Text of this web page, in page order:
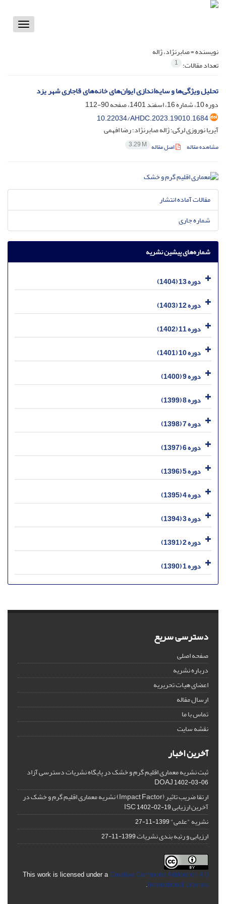
Toggle
نویسنده =صابرنژاد، ژاله
تعداد مقالات: 1
تحلیل ویژگی‌ها و سایه‌اندازی ایوان‌های خانه‌های قاجاری شهر یزد
دوره 10، شماره 16، اسفند 1401، صفحه
90-112
10.22034/AHDC.2023.19010.1684
آیریا نوروزی لرکی؛ ژاله صابرنژاد؛ رضا افهمی
مشاهده مقاله اصل مقاله 3.29 M
مقالات آماده انتشار
شماره جاری
شماره‌های پیشین نشریه
دوره 13 (1404)
دوره 12 (1403)
دوره 11 (1402)
دوره 10 (1401)
دوره 9 (1400)
دوره 8 (1399)
دوره 7 (1398)
دوره 6 (1397)
دوره 5 (1396)
دوره 4 (1395)
دوره 3 (1394)
دوره 2 (1391)
دوره 1 (1390)
دسترسی سریع
صفحه اصلی
درباره نشریه
اعضای هیات تحریریه
ارسال مقاله
تماس با ما
نقشه سایت
آخرین اخبار
ثبت نشریه معماری اقلیم گرم و خشک در پایگاه نشریات دسترسی آزاد
DOAJ1402-03-06
ارتقا ضریب تاثیر (Impact Factor) نشریه معماری اقلیم گرم و خشک در
آخرین ارزیابی ISC1402-02-19
نشریه "علمی"1399-11-27
ارزیابی و رتبه بندی نشریات1399-11-27
This work is licensed under a Creative Commons Attribution 4.0
International License
.